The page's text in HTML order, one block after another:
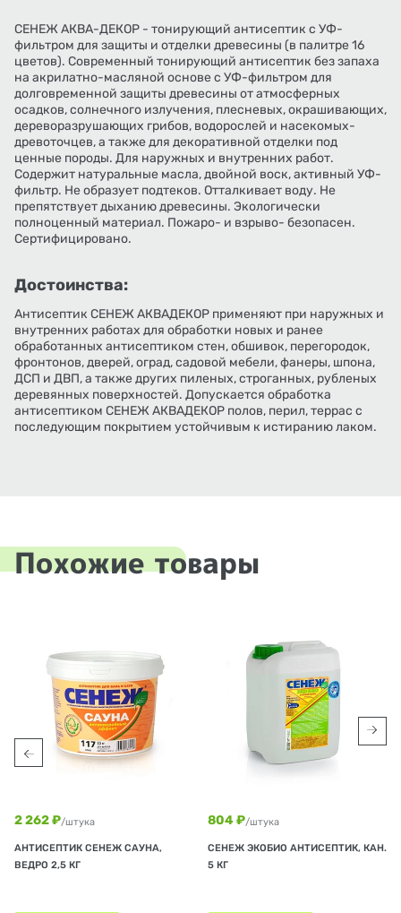
СЕНЕЖ АКВА-ДЕКОР - тонирующий антисептик с УФ-
фильтром для защиты и отделки древесины (в палитре 16
цветов). Современный тонирующий антисептик без запаха
на акрилатно-масляной основе с УФ-фильтром для
долговременной защиты древесины от атмосферных
осадков, солнечного излучения, плесневых, окрашивающих,
дереворазрушающих грибов, водорослей и насекомых-
древоточцев, а также для декоративной отделки под
ценные породы. Для наружных и внутренних работ.
Содержит натуральные масла, двойной воск, активный УФ-
фильтр. Не образует подтеков. Отталкивает воду. Не
препятствует дыханию древесины. Экологически
полноценный материал. Пожаро- и взрыво- безопасен.
Сертифицировано.
Достоинства:
Антисептик СЕНЕЖ АКВАДЕКОР применяют при наружных и
внутренних работах для обработки новых и ранее
обработанных антисептиком стен, обшивок, перегородок,
фронтонов, дверей, оград, садовой мебели, фанеры, шпона,
ДСП и ДВП, а также других пиленых, строганных, рубленых
деревянных поверхностей. Допускается обработка
антисептиком СЕНЕЖ АКВАДЕКОР полов, перил, террас с
последующим покрытием устойчивым к истиранию лаком.
Похожие товары
2 262 ₽/штука
АНТИСЕПТИК СЕНЕЖ САУНА,
ВЕДРО 2,5 КГ
804 ₽/штука
СЕНЕЖ ЭКОБИО АНТИСЕПТИК, КАН.
5 КГ